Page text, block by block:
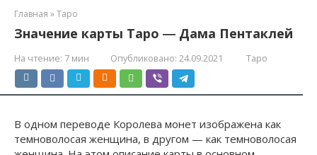
Главная »Таро
Значение карты Таро ― Дама Пентаклей
На чтение: 7 мин Опубликовано: 24.09.2021 Таро
В одном переводе Королева монет изображена как
темноволосая женщина, в другом — как темноволосая